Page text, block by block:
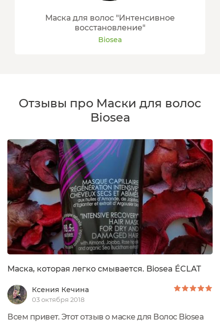
Маска для волос "Интенсивное
восстановление"
Biosea
Отзывы про Маски для волос
Biosea
Маска, которая легко смывается. Biosea ÉCLAT
Ксения Кечина
03 октября 2018
Всем привет. Этот отзыв о маске для Волос Biosea